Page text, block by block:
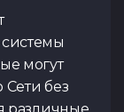
могут
Сети без
на
3-5
Данный